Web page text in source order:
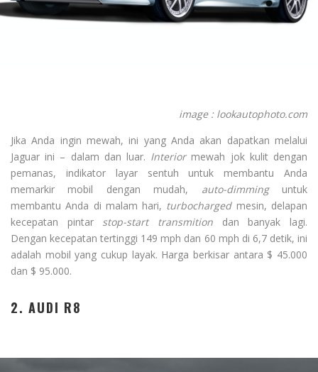
image : lookautophoto.com
Jika Anda ingin mewah, ini yang Anda akan dapatkan melalui
Jaguar ini – dalam dan luar. Interiormewah jok kulit dengan
pemanas, indikator layar sentuh untuk membantu Anda
memarkir mobil dengan mudah, auto-dimminguntuk
membantu Anda di malam hari, turbochargedmesin, delapan
kecepatan pintar stop-start transmition dan banyak lagi.
Dengan kecepatan tertinggi 149 mph dan 60 mph di 6,7 detik, ini
adalah mobil yang cukup layak. Harga berkisar antara $ 45.000
dan $ 95.000.
2. AUDI R8